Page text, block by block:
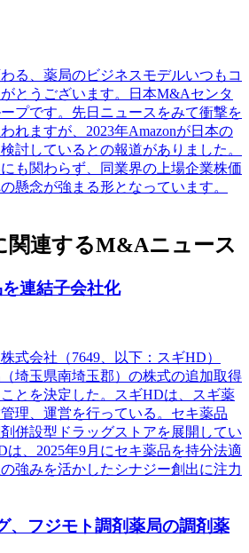
る、薬局のビジネスモデルいつもコ
とうございます。日本M&Aセンタ
プです。先日ニュースをみて衝撃を
れますが、2023年Amazonが日本の
討しているとの報道がありました。
も関わらず、同業界の上場企業株価
懸念が強まる形となっています。
関連するM&Aニュース
連結子会社化
式会社（7649、以下：スギHD）
埼玉県南埼玉郡）の株式の追加取得
とを決定した。スギHDは、スギ薬
理、運営を行っている。セキ薬品
併設型ドラッグストアを展開してい
は、2025年9月にセキ薬品を持分法適
強みを活かしたシナジー創出に注力
、フジモト調剤薬局の調剤薬